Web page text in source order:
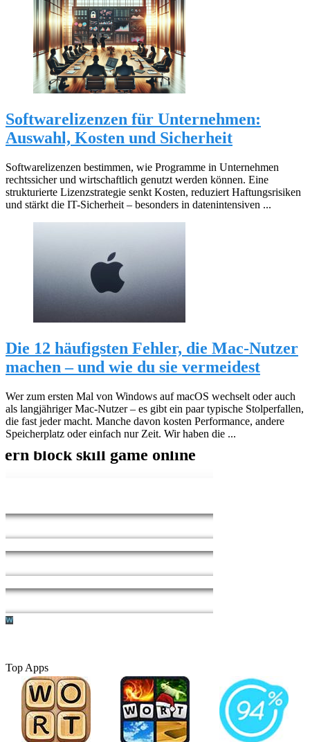
Softwarelizenzen für Unternehmen:
Auswahl, Kosten und Sicherheit
Softwarelizenzen bestimmen, wie Programme in Unternehmen
rechtssicher und wirtschaftlich genutzt werden können. Eine
strukturierte Lizenzstrategie senkt Kosten, reduziert Haftungsrisiken
und stärkt die IT-Sicherheit – besonders in datenintensiven ...
Die 12 häufigsten Fehler, die Mac-Nutzer
machen – und wie du sie vermeidest
Wer zum ersten Mal von Windows auf macOS wechselt oder auch
als langjähriger Mac-Nutzer – es gibt ein paar typische Stolperfallen,
die fast jeder macht. Manche davon kosten Performance, andere
Speicherplatz oder einfach nur Zeit. Wir haben die ...
Top Apps